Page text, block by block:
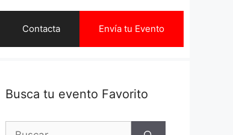
Contacta Envía tu Evento
Busca tu evento Favorito
Buscar: